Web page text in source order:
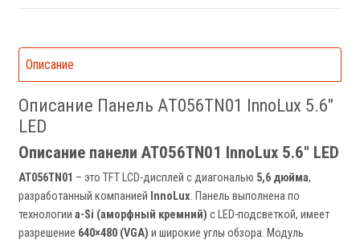
Описание
Описание Панель AT056TN01 InnoLux 5.6"
LED
Описание панели AT056TN01 InnoLux 5.6" LED
AT056TN01 – это TFT LCD-дисплей с диагональю 5,6 дюйма,
разработанный компанией InnoLux. Панель выполнена по
технологии a-Si (аморфный кремний) с LED-подсветкой, имеет
разрешение 640×480 (VGA) и широкие углы обзора. Модуль